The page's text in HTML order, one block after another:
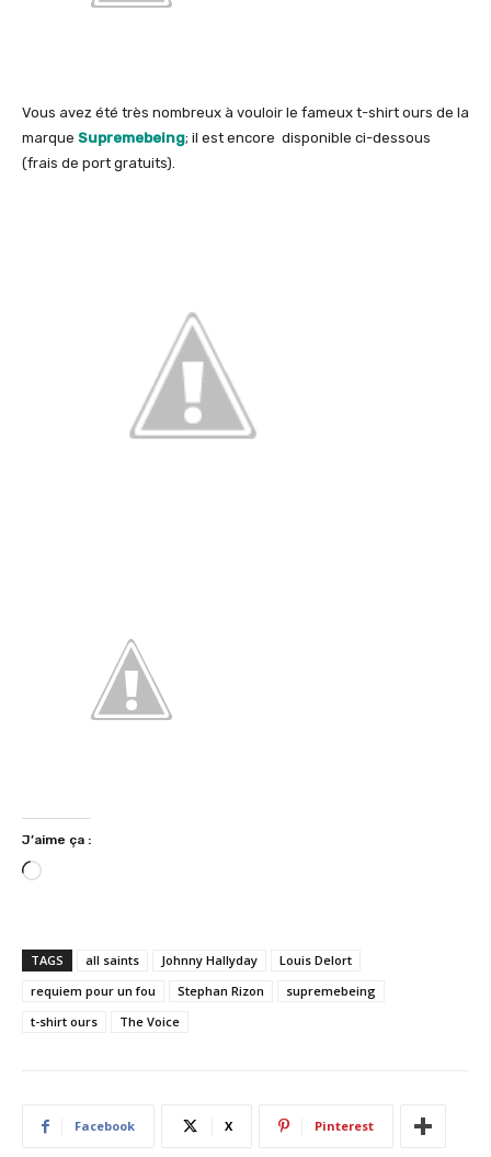
Vous avez été très nombreux à vouloir le fameux t-shirt ours de la
marque Supremebeing; il est encore disponible ci-dessous
(frais de port gratuits).
J’aime ça :
C
r
g
e
m
…
TAGS all saints Johnny Hallyday
Louis Delort
requiem pour un fou
Stephan Rizon
supremebeing
t-shirt ours
The Voice
Facebook X Pinterest